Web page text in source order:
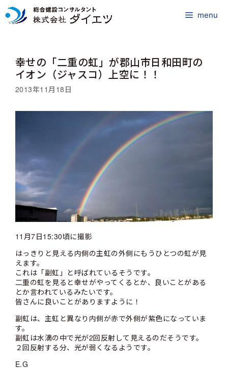
コ
ン
menu
幸せの「二重の虹」が郡山市日和田町の
イオン（ジャスコ）上空に！！
2013年11月18日
11月7日15:30頃に撮影
はっきりと見える内側の主虹の外側にもうひとつの虹が見
えます。
これは「副虹」と呼ばれているそうです。
二重の虹を見ると幸せがやってくるとか、良いことがある
とか言われているみたいです。
皆さんに良いことがありますように！
副虹は、主虹と異なり内側が赤で外側が紫色になっていま
す。
副虹は水滴の中で光が2回反射して見えるのだそうです。
２回反射する分、光が弱くなるようです。
E.G